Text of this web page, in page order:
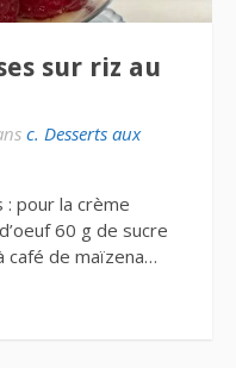
sur riz au
c. Desserts aux
pour la crème
60 g de sucre
café de maïzena…